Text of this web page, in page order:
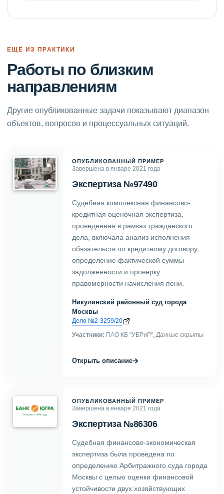
ЕЩЁ ИЗ ПРАКТИКИ
Работы по близким
направлениям
Другие опубликованные задачи показывают диапазон
объектов, вопросов и процессуальных ситуаций.
ОПУБЛИКОВАННЫЙ ПРИМЕР
Завершена в январе 2021 года
Экспертиза №97490
Судебная комплексная финансово-
кредитная оценочная экспертиза,
проведенная в рамках гражданского
дела, включала анализ исполнения
обязательств по кредитному договору,
определение фактической суммы
задолженности и проверку
правомерности начисления пени.
Никулинский районный суд города
Москвы
Дело №2-3259/20
Участники: ПАО КБ "УБРиР",Данные скрыты
Открыть описание→
ОПУБЛИКОВАННЫЙ ПРИМЕР
Завершена в январе 2021 года
Экспертиза №86306
Судебная финансово-экономическая
экспертиза была проведена по
определению Арбитражного суда города
Москвы с целью оценки финансовой
устойчивости двух хозяйствующих